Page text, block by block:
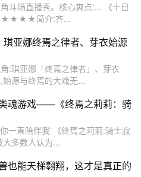
斗场直播秀。核心爽点:... 《十日
简介:齐...
亚娜终焉之律者、芽衣始源
:琪亚娜「终焉之律者」、芽衣
始源与终焉的大戏无...
魂游戏——《终焉之莉莉：骑
一直陪伴我”《终焉之莉莉:骑士寂
多数人认为...
也能天梯翱翔，这才是真正的